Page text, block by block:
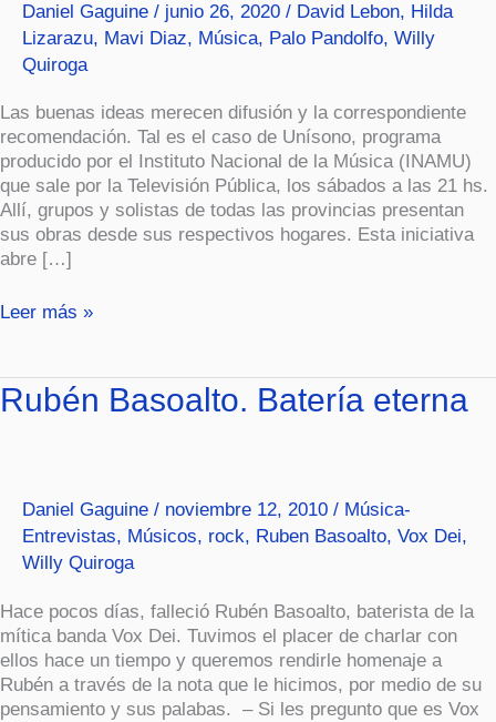
Daniel Gaguine / junio 26, 2020 / David Lebon, Hilda
Lizarazu, Mavi Diaz, Música, Palo Pandolfo, Willy
Quiroga
Las buenas ideas merecen difusión y la correspondiente
recomendación. Tal es el caso de Unísono, programa
producido por el Instituto Nacional de la Música (INAMU)
que sale por la Televisión Pública, los sábados a las 21 hs.
Allí, grupos y solistas de todas las provincias presentan
sus obras desde sus respectivos hogares. Esta iniciativa
abre […]
“Unísono”.
Leer más »
Rubén Basoalto. Batería eterna
Daniel Gaguine / noviembre 12, 2010 / Música-
Entrevistas, Músicos, rock, Ruben Basoalto, Vox Dei,
Willy Quiroga
Hace pocos días, falleció Rubén Basoalto, baterista de la
mítica banda Vox Dei. Tuvimos el placer de charlar con
ellos hace un tiempo y queremos rendirle homenaje a
Rubén a través de la nota que le hicimos, por medio de su
pensamiento y sus palabas. – Si les pregunto que es Vox
Rubén
Basoalto.